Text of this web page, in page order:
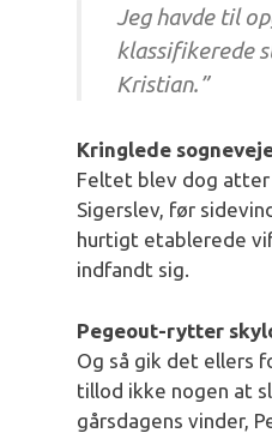
Jeg havde til
klassifikerede
Kristian.”
Kringlede
Feltet blev dog atter
Sigerslev, før
hurtigt etablerede
indfandt sig.
Pegeout-rytter
Og så gik det ellers
tillod ikke nogen at
gårsdagens vinder,